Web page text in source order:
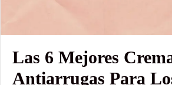
Las 6 Mejores
Antiarrugas Para